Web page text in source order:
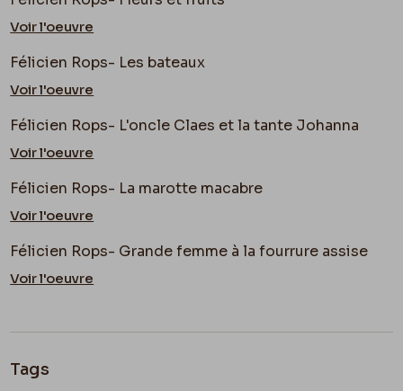
Voir l'oeuvre
Félicien Rops- Les bateaux
Voir l'oeuvre
Félicien Rops- L'oncle Claes et la tante Johanna
Voir l'oeuvre
Félicien Rops- La marotte macabre
Voir l'oeuvre
Félicien Rops- Grande femme à la fourrure assise
Voir l'oeuvre
Tags